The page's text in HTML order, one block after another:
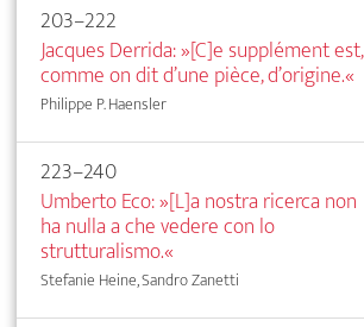
203–222
Jacques Derrida: »[C]e supplément est,
comme on dit d’une pièce, d’origine.«
Philippe P. Haensler
223–240
Umberto Eco: »[L]a nostra ricerca non
ha nulla a che vedere con lo
strutturalismo.«
Stefanie Heine, Sandro Zanetti